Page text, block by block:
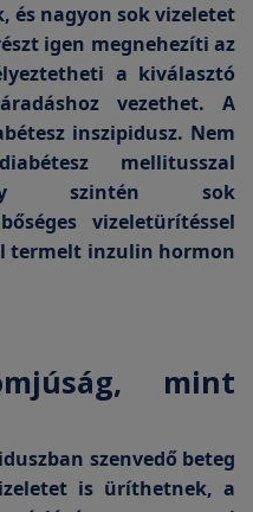
és nagyon sok vizeletet
igen megnehezíti az
a kiválasztó
vezethet. A
inszipidusz. Nem
mellitusszal
szintén sok
vizeletürítéssel
termelt inzulin hormon
mint
szenvedő beteg
is üríthetnek, a